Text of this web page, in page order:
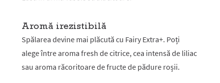
Aromă irezistibilă
Spălarea devine mai plăcută cu Fairy Extra+. Poți
alege între aroma fresh de citrice, cea intensă de liliac
sau aroma răcoritoare de fructe de pădure roșii.